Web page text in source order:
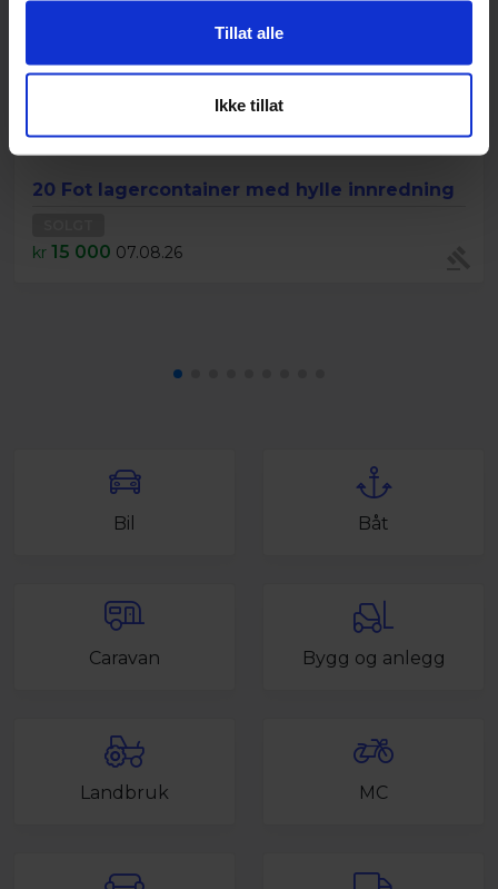
Tillat alle
Ikke tillat
20 Fot lagercontainer med hylle innredning
kr 15 000 07.08.26
Bil Båt
Caravan Bygg og anlegg
Landbruk MC